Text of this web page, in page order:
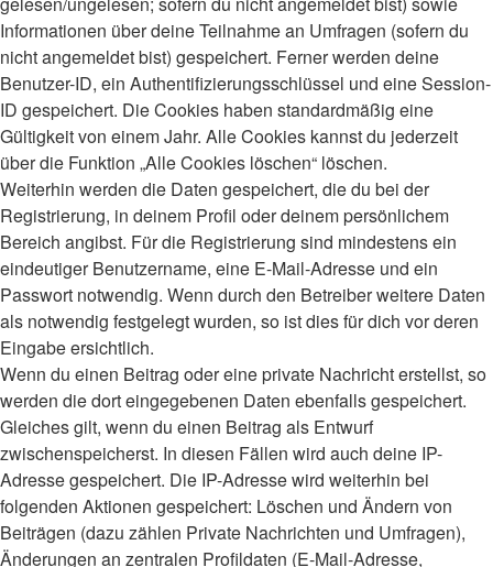
Informationen über deine Teilnahme an Umfragen (sofern du
nicht angemeldet bist) gespeichert. Ferner werden deine
Benutzer-ID, ein Authentifizierungsschlüssel und eine Session-
ID gespeichert. Die Cookies haben standardmäßig eine
Gültigkeit von einem Jahr. Alle Cookies kannst du jederzeit
über die Funktion „Alle Cookies löschen“ löschen.
Weiterhin werden die Daten gespeichert, die du bei der
Registrierung, in deinem Profil oder deinem persönlichem
Bereich angibst. Für die Registrierung sind mindestens ein
eindeutiger Benutzername, eine E-Mail-Adresse und ein
Passwort notwendig. Wenn durch den Betreiber weitere Daten
als notwendig festgelegt wurden, so ist dies für dich vor deren
Eingabe ersichtlich.
Wenn du einen Beitrag oder eine private Nachricht erstellst, so
werden die dort eingegebenen Daten ebenfalls gespeichert.
Gleiches gilt, wenn du einen Beitrag als Entwurf
zwischenspeicherst. In diesen Fällen wird auch deine IP-
Adresse gespeichert. Die IP-Adresse wird weiterhin bei
folgenden Aktionen gespeichert: Löschen und Ändern von
Beiträgen (dazu zählen Private Nachrichten und Umfragen),
Änderungen an zentralen Profildaten (E-Mail-Adresse,